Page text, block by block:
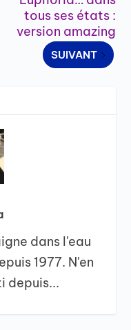
tous ses états :
version amazing
SUIVANT
dans l'eau
1977. N'en
depuis...